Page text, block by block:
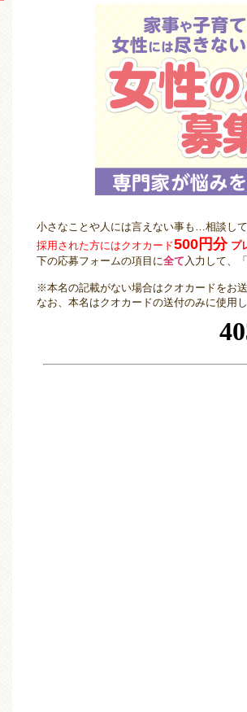
小さなことや人には言えない事も…相談し
採用された方にはクオカード500円分プ
下の応募フォームの項目に全て 入力して、
※本名の記載がない場合はクオカードをお
なお、本名はクオカードの送付のみに使用